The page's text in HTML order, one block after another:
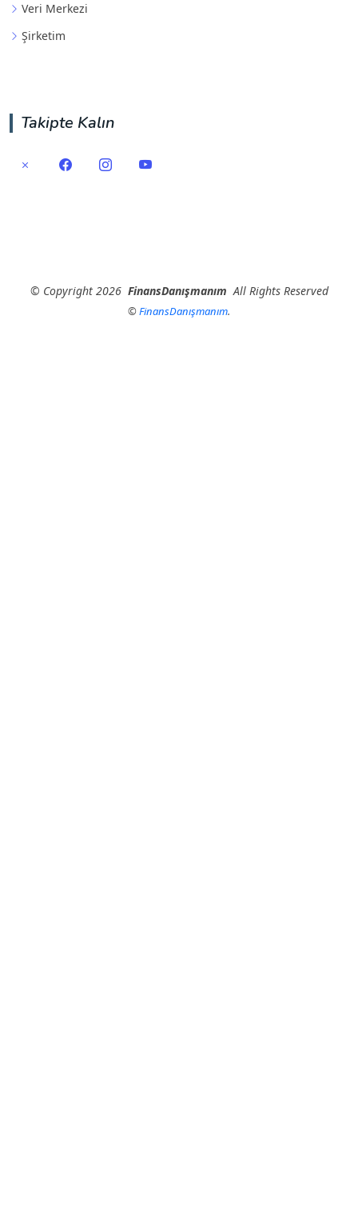
Veri Merkezi
Şirketim
Takipte Kalın
© Copyright2026 FinansDanışmanım All Rights Reserved
©FinansDanışmanım.